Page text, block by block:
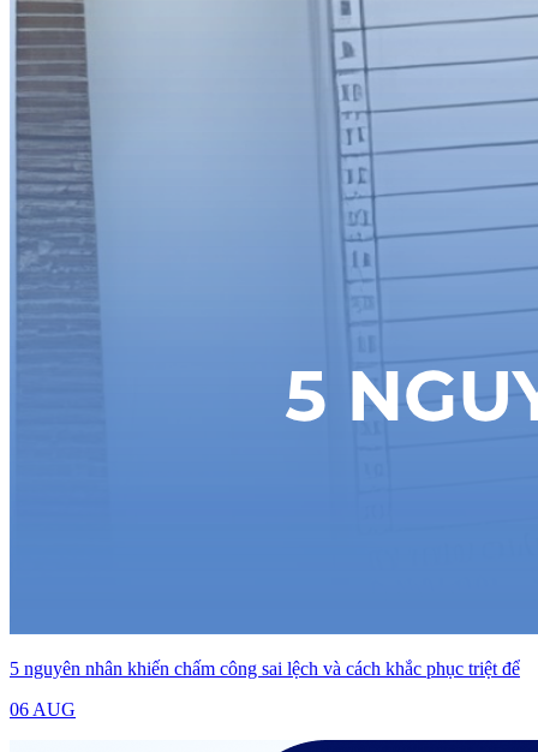
5 nguyên nhân khiến chấm công sai lệch và cách khắc phục triệt để
06 AUG